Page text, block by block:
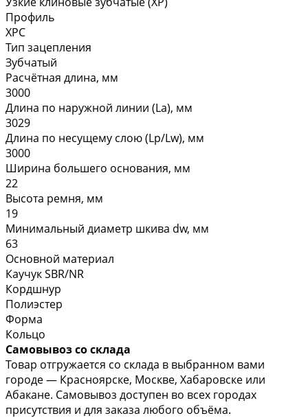
Профиль
XPC
Тип зацепления
Зубчатый
Расчётная длина, мм
3000
Длина по наружной линии (La), мм
3029
Длина по несущему слою (Lp/Lw), мм
3000
Ширина большего основания, мм
22
Высота ремня, мм
19
Минимальный диаметр шкива dw, мм
63
Основной материал
Каучук SBR/NR
Кордшнур
Полиэстер
Форма
Кольцо
Самовывоз со склада
Товар отгружается со склада в выбранном вами
городе — Красноярске, Москве, Хабаровске или
Абакане. Самовывоз доступен во всех городах
присутствия и для заказа любого объёма.